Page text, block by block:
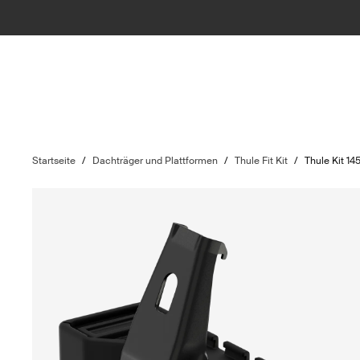
Startseite / Dachträger und Plattformen / Thule Fit Kit / Thule Kit